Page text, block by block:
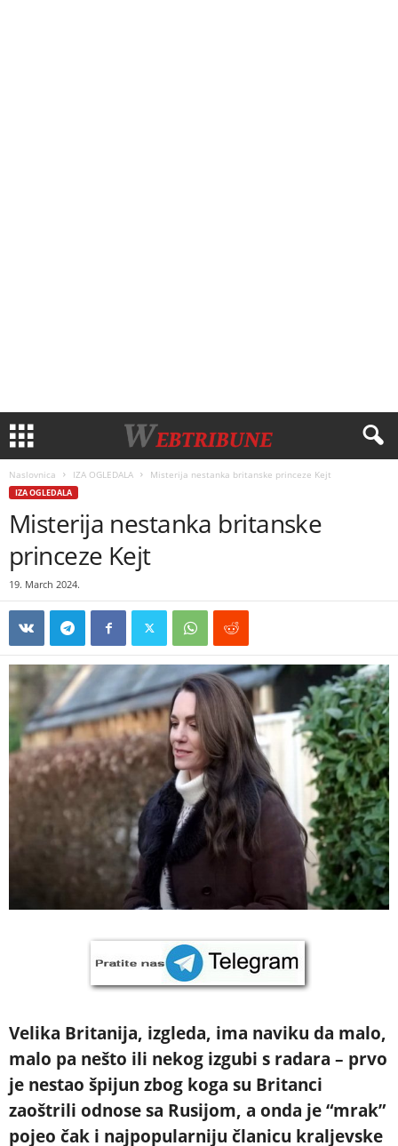
Naslovnica IZA OGLEDALA Misterija nestanka britanske princeze Kejt
IZA OGLEDALA
Misterija nestanka britanske
princeze Kejt
19. March 2024.
Velika Britanija, izgleda, ima naviku da malo,
malo pa nešto ili nekog izgubi s radara – prvo
je nestao špijun zbog koga su Britanci
zaoštrili odnose sa Rusijom, a onda je “mrak”
pojeo čak i najpopularniju članicu kraljevske